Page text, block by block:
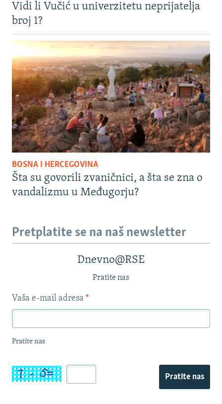
Vidi li Vučić u univerzitetu neprijatelja
broj 1?
BOSNA I HERCEGOVINA
Šta su govorili zvaničnici, a šta se zna o
vandalizmu u Međugorju?
Pretplatite se na naš newsletter
Dnevno@RSE
Pratite nas
Vaša e-mail adresa *
Pratite nas
Pratite nas